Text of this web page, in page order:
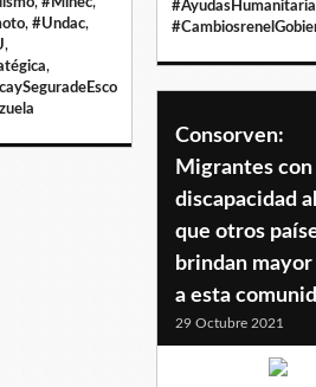
, #Undac,
,
,
Consorven:
Migrantes con
discapacidad
que otros
brindan
a esta
29 Octubre 2021